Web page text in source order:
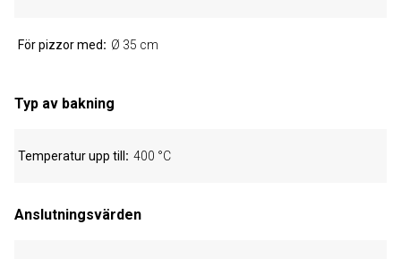
För pizzor med Ø 35 cm
Typ av bakning
Temperatur upp till 400 °C
Anslutningsvärden